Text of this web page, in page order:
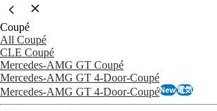
Coupé
All Coupé
CLE Coupé
Mercedes-AMG GT Coupé
Mercedes-AMG GT 4-Door-Coupé
Mercedes-AMG GT 4-Door-CoupéNew電気